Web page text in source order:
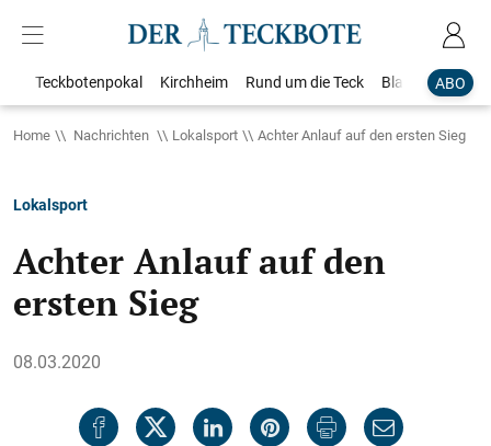
ABO
Teckbotenpokal Kirchheim Rund um die Teck Blaulicht
Home Nachrichten Lokalsport Achter Anlauf auf den ersten Sieg
Lokalsport
Achter Anlauf auf den
ersten Sieg
08.03.2020